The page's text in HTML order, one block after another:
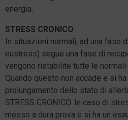
energia.
STRESS CRONICO
In situazioni normali, ad una fase
eustress) segue una fase di
vengono ristabilite tutte le normali
Quando questo non accade e si
prolungamento dello stato di
STRESS CRONICO. In caso di
messo a dura prova e si ha un